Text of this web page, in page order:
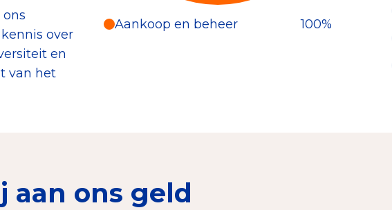
Aankoop en beheer 100%
over
en
van het
aan ons geld